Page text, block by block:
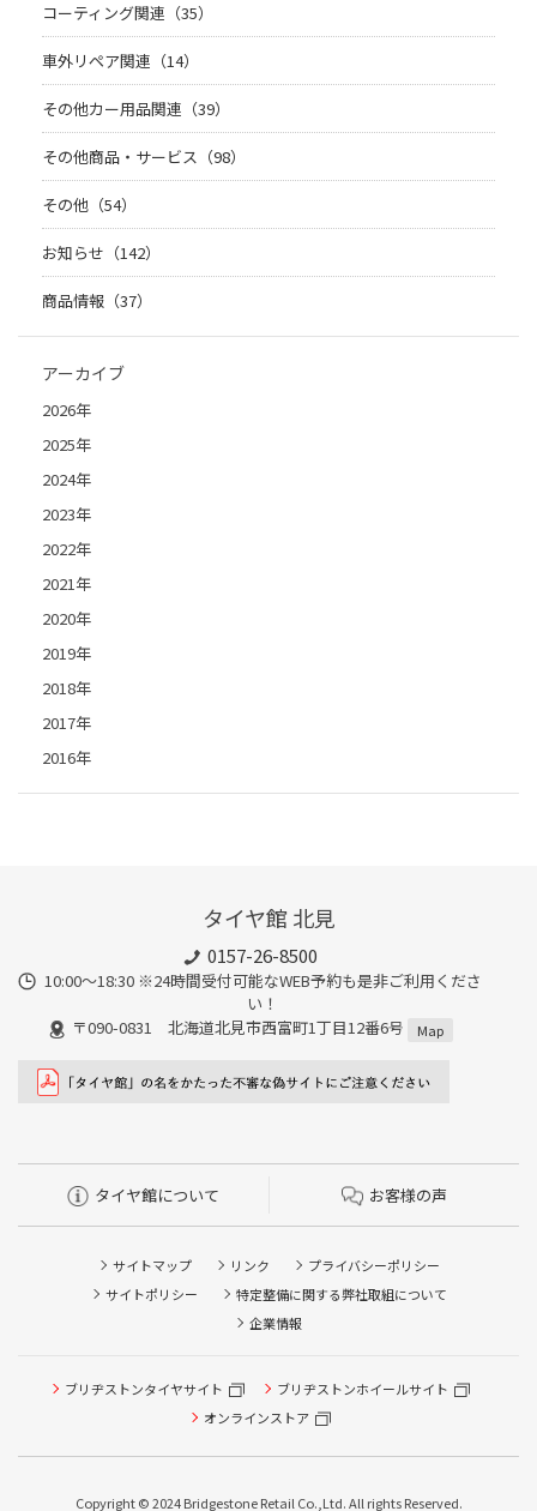
コーティング関連（35）
車外リペア関連（14）
その他カー用品関連（39）
その他商品・サービス（98）
その他（54）
お知らせ（142）
商品情報（37）
アーカイブ
2026年
2025年
2024年
2023年
2022年
2021年
2020年
2019年
2018年
2017年
2016年
タイヤ館 北見
0157-26-8500
10:00～18:30 ※24時間受付可能なWEB予約も是非ご利用くださ
い！
〒090-0831 北海道北見市西富町1丁目12番6号
Map
タイヤ館について お客様の声
サイトマップ リンク
プライバシーポリシー
サイトポリシー
特定整備に関する弊社取組について
企業情報
ブリヂストンタイヤサイト
ブリヂストンホイールサイト
オンラインストア
Copyright © 2024 Bridgestone Retail Co.,Ltd. All rights Reserved.
タイヤ点検・安全点検/タイヤ履き替え/オイル交換/その他
ピット作業の予約
本日のタイヤ履き替え順番待ち予約 ※クローク契約会員の